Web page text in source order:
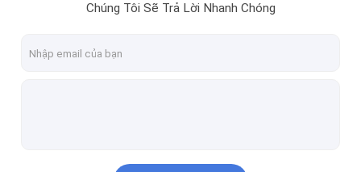
Đầu lỗ thông gió
Máy lọc nước biển, hộp bùn
Chúng Tôi Sẽ Trả Lời Nhanh Chóng